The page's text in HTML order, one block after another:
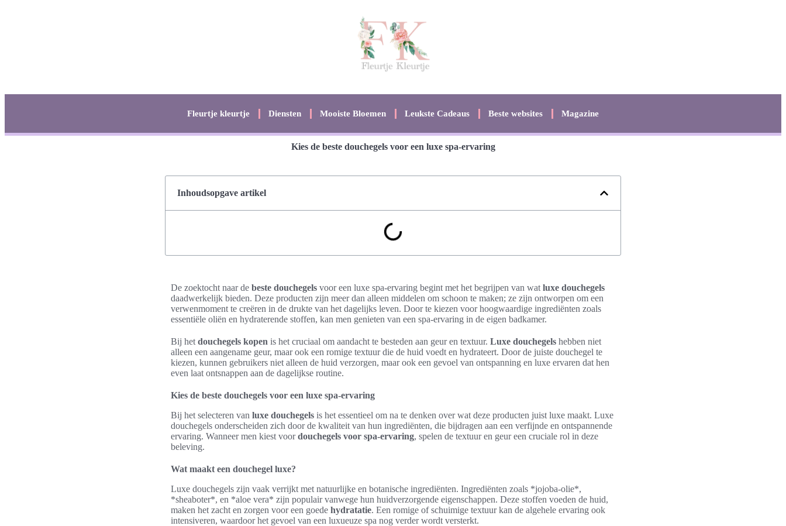
Fleurtje kleurtje Diensten Mooiste Bloemen Leukste Cadeaus Beste websites Magazine
Kies de beste douchegels voor een luxe spa-ervaring
Inhoudsopgave artikel
De zoektocht naar de beste douchegels voor een luxe spa-ervaring begint met het begrijpen van wat luxe douchegels
daadwerkelijk bieden. Deze producten zijn meer dan alleen middelen om schoon te maken; ze zijn ontworpen om een
verwenmoment te creëren in de drukte van het dagelijks leven. Door te kiezen voor hoogwaardige ingrediënten zoals
essentiële oliën en hydraterende stoffen, kan men genieten van een spa-ervaring in de eigen badkamer.
Bij het douchegels kopen is het cruciaal om aandacht te besteden aan geur en textuur. Luxe douchegels hebben niet
alleen een aangename geur, maar ook een romige textuur die de huid voedt en hydrateert. Door de juiste douchegel te
kiezen, kunnen gebruikers niet alleen de huid verzorgen, maar ook een gevoel van ontspanning en luxe ervaren dat hen
even laat ontsnappen aan de dagelijkse routine.
Kies de beste douchegels voor een luxe spa-ervaring
Bij het selecteren van luxe douchegels is het essentieel om na te denken over wat deze producten juist luxe maakt. Luxe
douchegels onderscheiden zich door de kwaliteit van hun ingrediënten, die bijdragen aan een verfijnde en ontspannende
ervaring. Wanneer men kiest voordouchegels voor spa-ervaring, spelen de textuur en geur een cruciale rol in deze
beleving.
Wat maakt een douchegel luxe?
Luxe douchegels zijn vaak verrijkt met natuurlijke en botanische ingrediënten. Ingrediënten zoals *jojoba-olie*,
*sheaboter*, en *aloe vera* zijn populair vanwege hun huidverzorgende eigenschappen. Deze stoffen voeden de huid,
maken het zacht en zorgen voor een goede hydratatie. Een romige of schuimige textuur kan de algehele ervaring ook
intensiveren, waardoor het gevoel van een luxueuze spa nog verder wordt versterkt.